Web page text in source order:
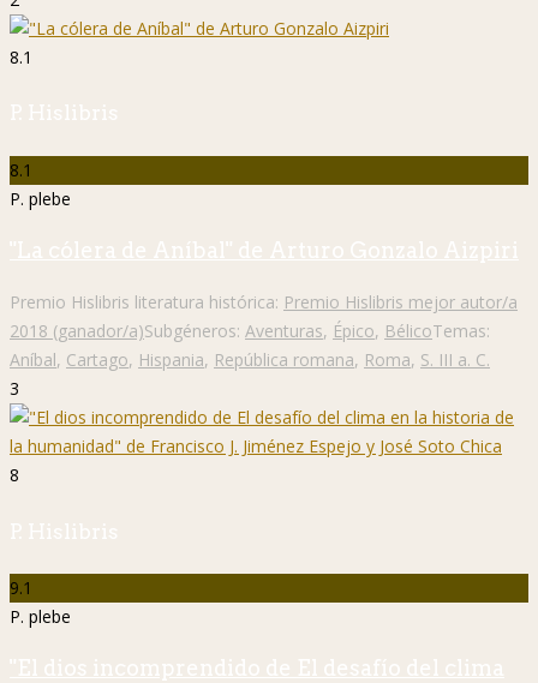
8.1
P. Hislibris
8.1
P. plebe
"La cólera de Aníbal" de Arturo Gonzalo Aizpiri
Premio Hislibris literatura histórica: Premio Hislibris mejor autor/a
2018 (ganador/a)Subgéneros: Aventuras, Épico, BélicoTemas:
Aníbal, Cartago, Hispania, República romana, Roma, S. III a. C.
3
8
P. Hislibris
9.1
P. plebe
"El dios incomprendido de El desafío del clima